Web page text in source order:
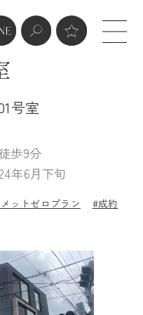
号室
歩9分
年6月下旬
ットゼロプラン
#成約